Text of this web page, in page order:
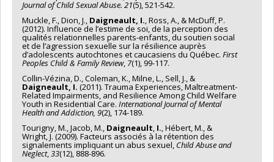
Journal of Child Sexual Abuse. 21(5), 521-542.
Muckle, F., Dion, J., Daigneault, I. , Ross, A., & McDuff, P.
(2012). Influence de l’estime de soi, de la perception des
qualités relationnelles parents-enfants, du soutien social
et de l’agression sexuelle sur la résilience auprès
d’adolescents autochtones et caucasiens du Québec. First
Peoples Child & Family Review, 7(1), 99-117.
Collin-Vézina, D., Coleman, K., Milne, L., Sell, J., &
Daigneault, I. (2011). Trauma Experiences, Maltreatment-
Related Impairments, and Resilience Among Child Welfare
Youth in Residential Care. International Journal of Mental
Health and Addiction, 9(2), 174-189.
Tourigny, M., Jacob, M., Daigneault I. , Hébert, M., &
Wright, J. (2009). Facteurs associés à la ré­ten­­tion des
signalements impliquant un abus sexuel, Child Abuse and
Neglect, 33(12), 888-896.